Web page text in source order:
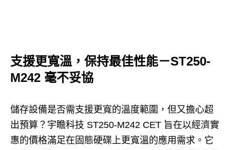
支援更寬溫，保持最佳性能－ST250-
M242 毫不妥協
儲存設備是否需支援更寬的溫度範圍，但又擔心超
出預算？宇瞻科技 ST250-M242 CET 旨在以經濟實
惠的價格滿足在固態硬碟上更寬溫的應用需求。它